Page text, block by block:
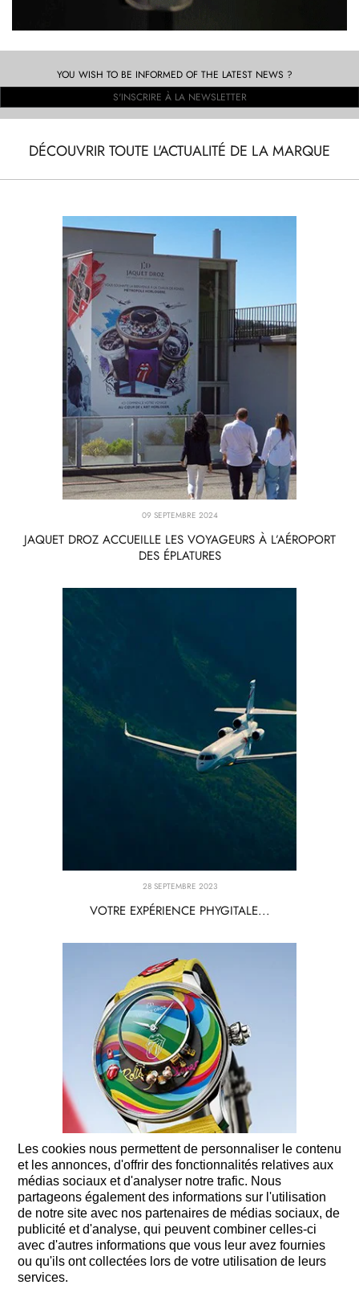
Les cookies nous permettent de personnaliser le contenu
et les annonces, d'offrir des fonctionnalités relatives aux
médias sociaux et d'analyser notre trafic. Nous
partageons également des informations sur l'utilisation
de notre site avec nos partenaires de médias sociaux, de
publicité et d'analyse, qui peuvent combiner celles-ci
avec d'autres informations que vous leur avez fournies
ou qu'ils ont collectées lors de votre utilisation de leurs
services.
YOU WISH TO BE INFORMED OF THE LATEST NEWS ?
S'INSCRIRE À LA NEWSLETTER
DÉCOUVRIR TOUTE L'ACTUALITÉ DE LA MARQUE
09 SEPTEMBRE 2024
JAQUET DROZ ACCUEILLE LES VOYAGEURS À L’AÉROPORT
DES ÉPLATURES
28 SEPTEMBRE 2023
VOTRE EXPÉRIENCE PHYGITALE...
03 JUILLET 2023
THE ROLLING STONES AUTOMATON - ONLY WATCH 2023 :